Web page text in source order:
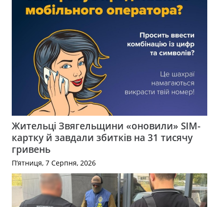
Жительці Звягельщини «оновили» SIM-
картку й завдали збитків на 31 тисячу
гривень
П’ятниця, 7 Серпня, 2026